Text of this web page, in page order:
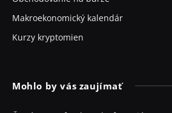
Makroekonomický kalendár
Kurzy kryptomien
Mohlo by vás zaujímať